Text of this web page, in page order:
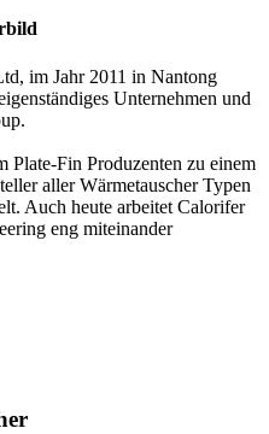
im Jahr 2011 in Nantong
Unternehmen und
Plate-Fin Produzenten zu einem
aller Wärmetauscher Typen
Auch heute arbeitet Calorifer
eng miteinander